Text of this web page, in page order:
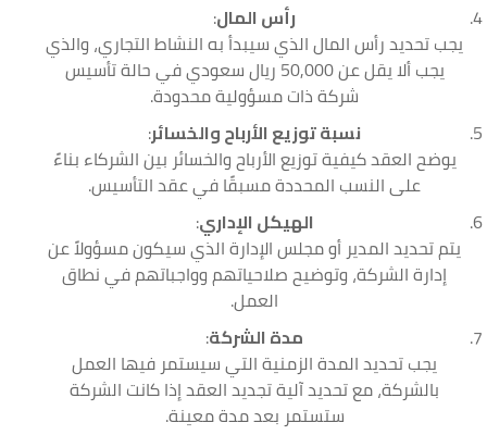
رأس المال:
يجب تحديد رأس المال الذي سيبدأ به النشاط التجاري، والذي
يجب ألا يقل عن 50,000 ريال سعودي في حالة تأسيس
شركة ذات مسؤولية محدودة.
نسبة توزيع الأرباح والخسائر:
يوضح العقد كيفية توزيع الأرباح والخسائر بين الشركاء بناءً
على النسب المحددة مسبقًا في عقد التأسيس.
الهيكل الإداري:
يتم تحديد المدير أو مجلس الإدارة الذي سيكون مسؤولاً عن
إدارة الشركة، وتوضيح صلاحياتهم وواجباتهم في نطاق
العمل.
مدة الشركة:
يجب تحديد المدة الزمنية التي سيستمر فيها العمل
بالشركة، مع تحديد آلية تجديد العقد إذا كانت الشركة
ستستمر بعد مدة معينة.